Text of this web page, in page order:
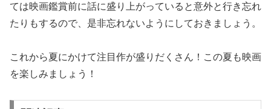
ては映画鑑賞前に話に盛り上がっていると意外と行き忘れ
たりもするので、是非忘れないようにしておきましょう。
これから夏にかけて注目作が盛りだくさん！この夏も映画
を楽しみましょう！